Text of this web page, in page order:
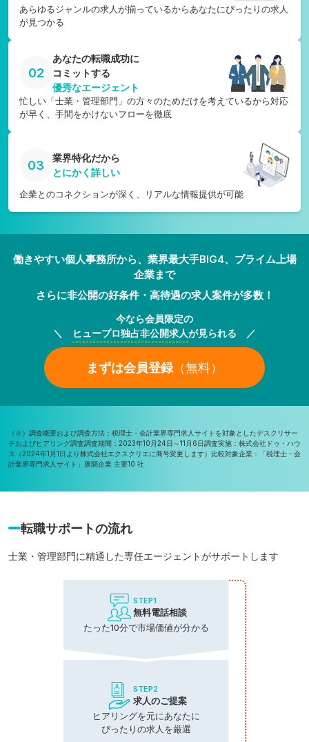
あらゆるジャンルの求人が揃っているからあなたにぴったりの求人
が見つかる
02
あなたの転職成功に
コミットする
優秀なエージェント
忙しい「士業・管理部門」の方々のためだけを考えているから対応
が早く、手間をかけないフローを徹底
03
業界特化だから
とにかく詳しい
企業とのコネクションが深く、リアルな情報提供が可能
働きやすい個人事務所から、業界最大手BIG4、プライム上場
企業まで
さらに非公開の好条件・高待遇の求人案件が多数！
今なら会員限定の
＼
ヒュープロ独占非公開求人が見られる ／
まずは会員登録（無料）
（※）調査概要および調査方法：税理士・会計業界専門求人サイトを対象としたデスクリサー
チおよびヒアリング調査調査期間：2023年10月24日～11月6日調査実施：株式会社ドゥ・ハウ
ス（2024年1月1日より株式会社エクスクリエに商号変更します） 比較対象企業：「税理士・会
計業界専門求人サイト」展開企業 主要10 社
転職サポートの流れ
士業・管理部門に精通した専任エージェントがサポートします
STEP1
無料電話相談
たった10分で市場価値が分かる
STEP2
求人のご提案
ヒアリングを元にあなたに
ぴったりの求人を厳選